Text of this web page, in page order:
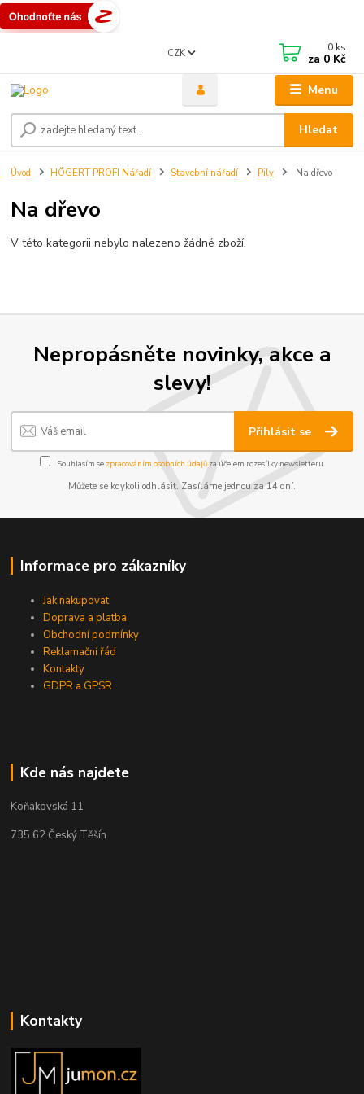
Menu
CZK
Hledat
0 ks
za 0 Kč
Úvod HÖGERT PROFI Nářadí Stavební nářadí Pily Na dřevo
Na dřevo
V této kategorii nebylo nalezeno žádné zboží.
Nepropásněte novinky, akce a
slevy!
Přihlásit se
Souhlasím se zpracováním osobních údajůza účelem rozesílky newsletteru.
Můžete se kdykoli odhlásit. Zasíláme jednou za 14 dní.
Informace pro zákazníky
Jak nakupovat
Doprava a platba
Obchodní podmínky
Reklamační řád
Kontakty
GDPR a GPSR
Kde nás najdete
Koňakovská 11
735 62 Český Těšín
Kontakty